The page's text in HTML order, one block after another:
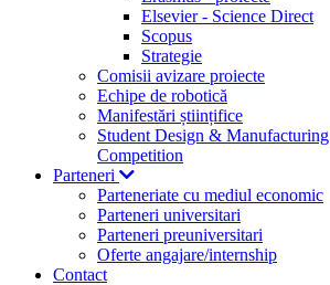
Elsevier - Science Direct
Scopus
Strategie
Comisii avizare proiecte
Echipe de robotică
Manifestări științifice
Student Design & Manufacturing
Competition
Parteneri
Parteneriate cu mediul economic
Parteneri universitari
Parteneri preuniversitari
Oferte angajare/internship
Contact